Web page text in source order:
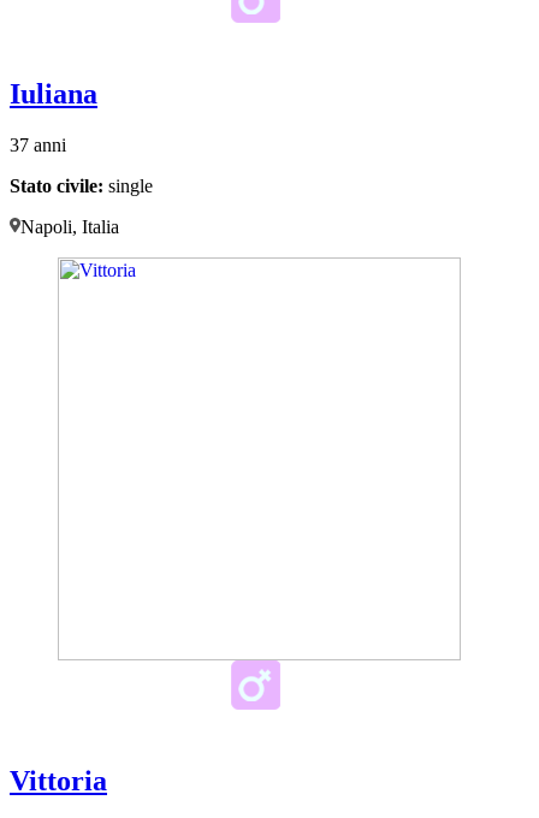
Iuliana
37 anni
Stato civile: single
Napoli, Italia
Vittoria